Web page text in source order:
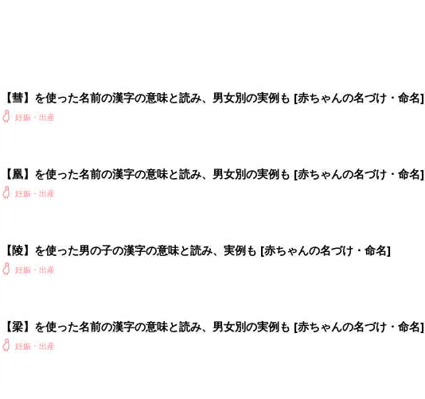
【彗】を使った名前の漢字の意味と読み、男女別の実例も [赤ちゃんの名づけ・命名]
妊娠・出産
【凰】を使った名前の漢字の意味と読み、男女別の実例も [赤ちゃんの名づけ・命名]
妊娠・出産
【陵】を使った男の子の漢字の意味と読み、実例も [赤ちゃんの名づけ・命名]
妊娠・出産
【梁】を使った名前の漢字の意味と読み、男女別の実例も [赤ちゃんの名づけ・命名]
妊娠・出産